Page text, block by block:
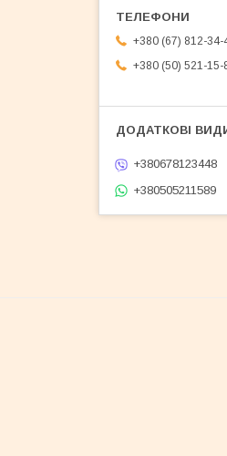
+380 (67) 812-34-
+380 (50) 521-15-
+380678123448
+380505211589